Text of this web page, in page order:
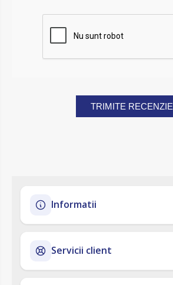
TRIMITE RECENZIE
Informatii
Servicii client